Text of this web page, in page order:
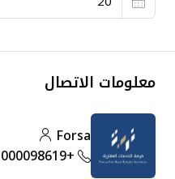
معلومات الاتصال
Forsa
+201000098619